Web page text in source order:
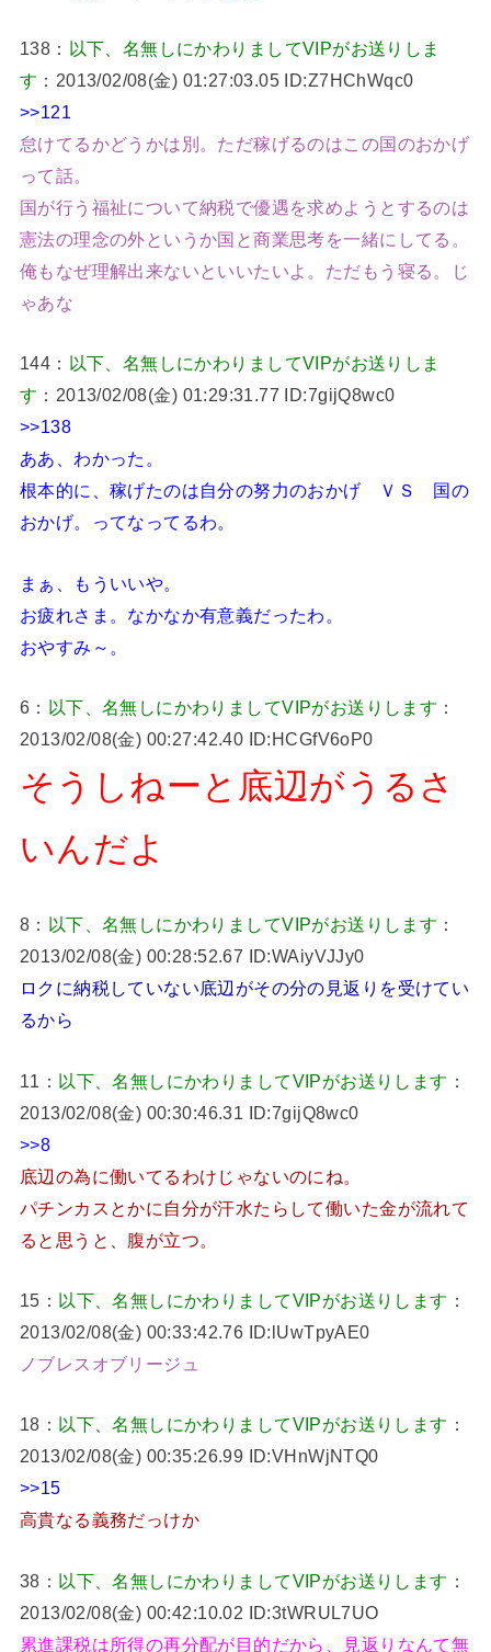
138： 以下、名無しにかわりましてVIPがお送りしま
す ：2013/02/08(金) 01:27:03.05 ID:Z7HChWqc0
>>121
怠けてるかどうかは別。ただ稼げるのはこの国のおかげ
って話。
国が行う福祉について納税で優遇を求めようとするのは
憲法の理念の外というか国と商業思考を一緒にしてる。
俺もなぜ理解出来ないといいたいよ。ただもう寝る。じ
ゃあな
144： 以下、名無しにかわりましてVIPがお送りしま
す ：2013/02/08(金) 01:29:31.77 ID:7gijQ8wc0
>>138
ああ、わかった。
根本的に、稼げたのは自分の努力のおかげ ＶＳ 国の
おかげ。ってなってるわ。
まぁ、もういいや。
お疲れさま。なかなか有意義だったわ。
おやすみ～。
6： 以下、名無しにかわりましてVIPがお送りします ：
2013/02/08(金) 00:27:42.40 ID:HCGfV6oP0
そうしねーと底辺がうるさ
いんだよ
8： 以下、名無しにかわりましてVIPがお送りします ：
2013/02/08(金) 00:28:52.67 ID:WAiyVJJy0
ロクに納税していない底辺がその分の見返りを受けてい
るから
11： 以下、名無しにかわりましてVIPがお送りします ：
2013/02/08(金) 00:30:46.31 ID:7gijQ8wc0
>>8
底辺の為に働いてるわけじゃないのにね。
パチンカスとかに自分が汗水たらして働いた金が流れて
ると思うと、腹が立つ。
15： 以下、名無しにかわりましてVIPがお送りします ：
2013/02/08(金) 00:33:42.76 ID:lUwTpyAE0
ノブレスオブリージュ
18： 以下、名無しにかわりましてVIPがお送りします ：
2013/02/08(金) 00:35:26.99 ID:VHnWjNTQ0
>>15
高貴なる義務だっけか
38： 以下、名無しにかわりましてVIPがお送りします ：
2013/02/08(金) 00:42:10.02 ID:3tWRUL7UO
累進課税は所得の再分配が目的だから、見返りなんて無